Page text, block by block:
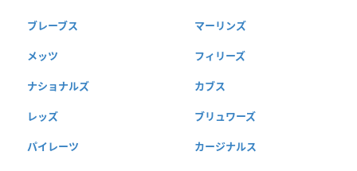
ブレーブス マーリンズ
メッツ フィリーズ
ナショナルズ カブス
レッズ ブリュワーズ
パイレーツ カージナルス